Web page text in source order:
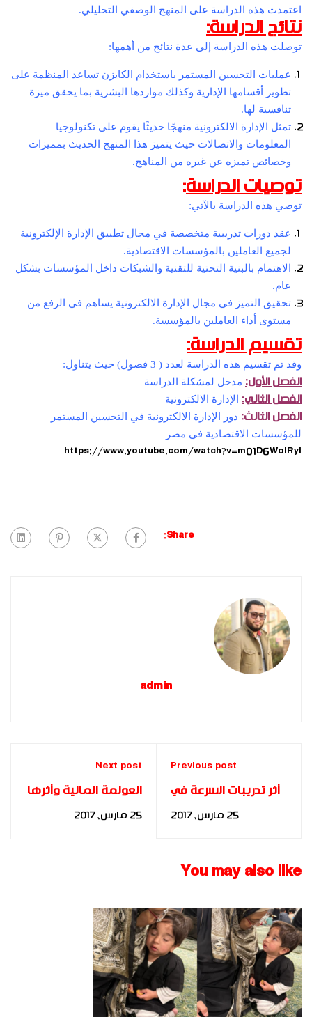
اعتمدت هذه الدراسة على المنهج الوصفي التحليلي.
نتائج الدراسة:
توصلت هذه الدراسة إلى عدة نتائج من أهمها:
عمليات التحسين المستمر باستخدام الكايزن تساعد المنظمة على
تطوير أقسامها الإدارية وكذلك مواردها البشرية بما يحقق ميزة
تنافسية لها.
تمثل الإدارة الالكترونية منهجًا حديثًا يقوم على تكنولوجيا
المعلومات والاتصالات حيث يتميز هذا المنهج الحديث بمميزات
وخصائص تميزه عن غيره من المناهج.
توصيات الدراسة:
توصي هذه الدراسة بالآتي:
عقد دورات تدريبية متخصصة في مجال تطبيق الإدارة الإلكترونية
لجميع العاملين بالمؤسسات الاقتصادية.
الاهتمام بالبنية التحتية للتقنية والشبكات داخل المؤسسات بشكل
عام.
تحقيق التميز في مجال الإدارة الالكترونية يساهم في الرفع من
مستوى أداء العاملين بالمؤسسة.
تقسيم الدراسة:
وقد تم تقسيم هذه الدراسة لعدد ( 3 فصول) حيث يتناول:
الفصل الأول: مدخل لمشكلة الدراسة
الفصل الثاني: الإدارة الالكترونية
الفصل الثالث: دور الإدارة الالكترونية في التحسين المستمر
للمؤسسات الاقتصادية في مصر
https://www.youtube.com/watch?v=m01D6WolRyI
Share:
admin
Previous post
أثر تدريبات السرعة في
محمد البناي
25 مارس، 2017
Next post
العولمة المالية وأثرها
25 مارس، 2017
You may also like